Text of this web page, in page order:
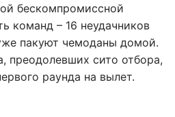
бескомпромиссной
команд – 16 неудачников
пакуют чемоданы домой.
преодолевших сито отбора,
раунда на вылет.